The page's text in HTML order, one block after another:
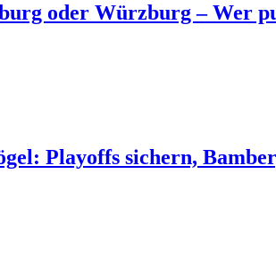
oder Würzburg – Wer
Playoffs sichern,